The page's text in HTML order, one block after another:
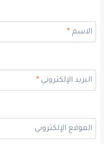
الاسم*
البريد الإلكتروني*
الموقع الإلكتروني